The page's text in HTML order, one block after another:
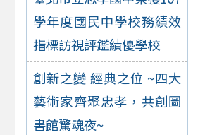
學年度國民中學校務績效
指標訪視評鑑績優學校
創新之變 經典之位 ~四大
藝術家齊聚忠孝，共創圖
書館驚魂夜~